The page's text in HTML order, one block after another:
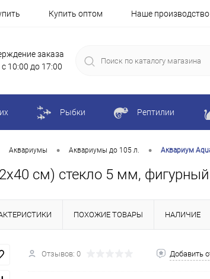
Купить оптом Наше производство
заказа
10:00 до 17:00
Рыбки Рептилии
Аквариумы • Аквариумы до 105 л. • Аквариум
см) стекло 5 мм, фигурный
ПОХОЖИЕ ТОВАРЫ НАЛИЧИЕ
Отзывов: 0 Добавить